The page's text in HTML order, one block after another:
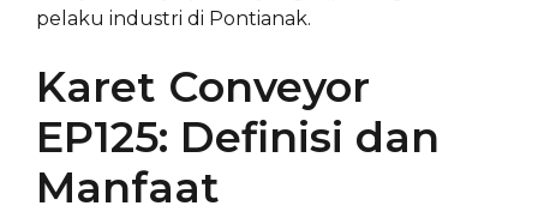
pelaku industri di Pontianak.
Karet Conveyor
EP125: Definisi dan
Manfaat